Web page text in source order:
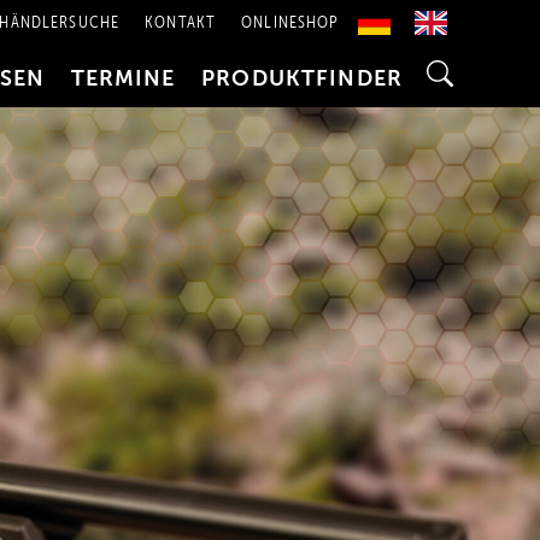
HÄNDLERSUCHE KONTAKT ONLINESHOP
TERMINE PRODUKTFINDER